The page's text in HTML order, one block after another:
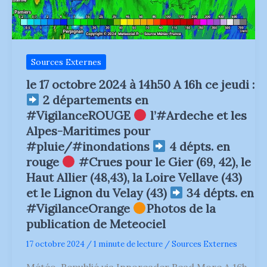
29mm
à
St
Etienne
du
25.4mm
à
St
Just
32.8mm
à
Météo
Buellas
–
Ain
01
22.4mm
à
Jasseron
31.2mm
à
Etrez
Encore
des
averse
venir
545.7
mm
à
Villefort
539.6
mm
à
Barnas
(07)
Il
est
attendu
encore
près
de
100
mm
sur
les
Cévennes
Ardéchoises.
Carte
cumul
via
Météociel
Sources Externes
le 17 octobre 2024 à 14h50 A 16h ce jeudi :
2 départements en
#VigilanceROUGE
l’#Ardeche et les
Alpes-Maritimes pour
#pluie/#inondations
4 dépts. en
rouge
#Crues pour le Gier (69, 42), le
Haut Allier (48,43), la Loire Vellave (43)
et le Lignon du Velay (43)
34 dépts. en
#VigilanceOrange
Photos de la
publication de Meteociel
17 octobre 2024 /1 minute de lecture /Sources Externes